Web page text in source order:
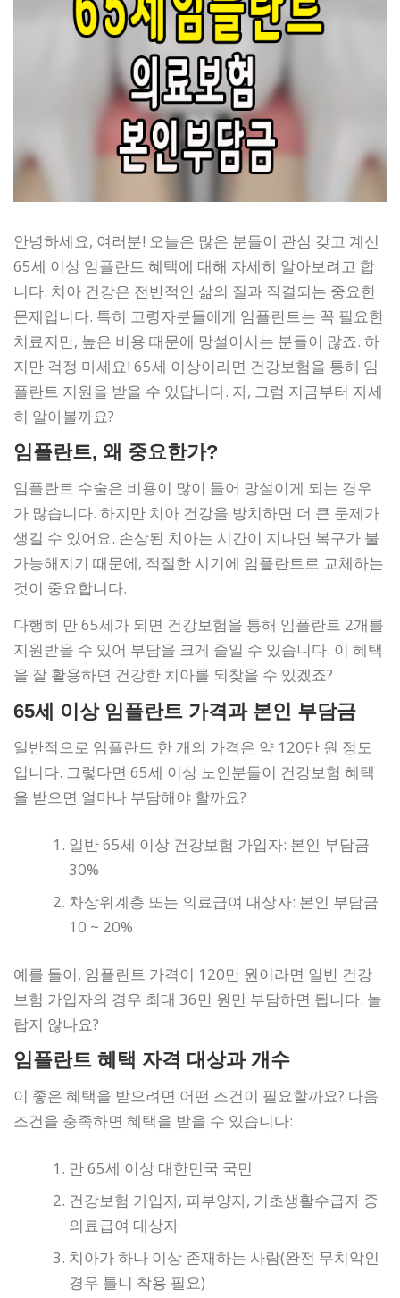
안녕하세요, 여러분! 오늘은 많은 분들이 관심 갖고 계신
65세 이상 임플란트 혜택에 대해 자세히 알아보려고 합
니다. 치아 건강은 전반적인 삶의 질과 직결되는 중요한
문제입니다. 특히 고령자분들에게 임플란트는 꼭 필요한
치료지만, 높은 비용 때문에 망설이시는 분들이 많죠. 하
지만 걱정 마세요! 65세 이상이라면 건강보험을 통해 임
플란트 지원을 받을 수 있답니다. 자, 그럼 지금부터 자세
히 알아볼까요?
임플란트, 왜 중요한가?
임플란트 수술은 비용이 많이 들어 망설이게 되는 경우
가 많습니다. 하지만 치아 건강을 방치하면 더 큰 문제가
생길 수 있어요. 손상된 치아는 시간이 지나면 복구가 불
가능해지기 때문에, 적절한 시기에 임플란트로 교체하는
것이 중요합니다.
다행히 만 65세가 되면 건강보험을 통해 임플란트 2개를
지원받을 수 있어 부담을 크게 줄일 수 있습니다. 이 혜택
을 잘 활용하면 건강한 치아를 되찾을 수 있겠죠?
65세 이상 임플란트 가격과 본인 부담금
일반적으로 임플란트 한 개의 가격은 약 120만 원 정도
입니다. 그렇다면 65세 이상 노인분들이 건강보험 혜택
을 받으면 얼마나 부담해야 할까요?
일반 65세 이상 건강보험 가입자: 본인 부담금
30%
차상위계층 또는 의료급여 대상자: 본인 부담금
10 ~ 20%
예를 들어, 임플란트 가격이 120만 원이라면 일반 건강
보험 가입자의 경우 최대 36만 원만 부담하면 됩니다. 놀
랍지 않나요?
임플란트 혜택 자격 대상과 개수
이 좋은 혜택을 받으려면 어떤 조건이 필요할까요? 다음
조건을 충족하면 혜택을 받을 수 있습니다:
만 65세 이상 대한민국 국민
건강보험 가입자, 피부양자, 기초생활수급자 중
의료급여 대상자
치아가 하나 이상 존재하는 사람(완전 무치악인
경우 틀니 착용 필요)